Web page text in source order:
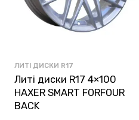
ЛИТІ ДИСКИ R17
Литі диски R17 4×100
HAXER SMART FORFOUR
BACK